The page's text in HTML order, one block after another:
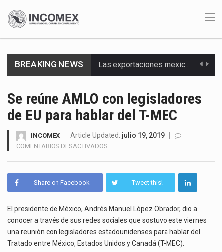
BREAKING NEWS Las exportaciones mexicanas de vehículos ligeros disminuyeron 9.67 % en julio a tasa anual, alcanzando…
Los créditos fiscales determinados a empresas IMMEX rara vez nacen de una interpretación equivocada de…
La inversión fija bruta en México registró un aumento de 1.1% interanual en mayo de…
El gobierno de Estados Unidos anunciará un arancel del 15 % sobre los productos fabricados…
Se reúne AMLO con legisladores
de EU para hablar del T-MEC
INCOMEX Article Updated: julio 19, 2019
COMENTARIOS DESACTIVADOS
AMLO
CON
DE
EU
PARA
HABLAR
Share on Facebook Tweet this!
El presidente de México, Andrés Manuel López Obrador, dio a
conocer a través de sus redes sociales que sostuvo este viernes
una reunión con legisladores estadounidenses para hablar del
Tratado entre México, Estados Unidos y Canadá (T-MEC).